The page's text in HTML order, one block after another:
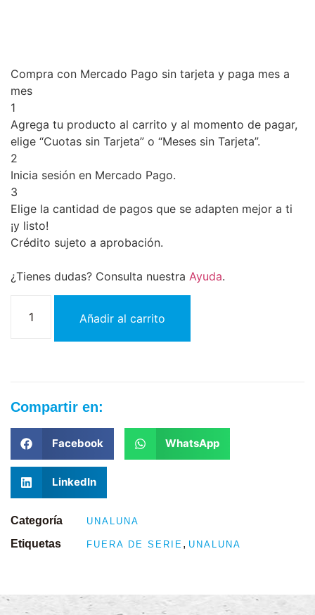
Compra con Mercado Pago sin tarjeta y paga mes a
mes
1
Agrega tu producto al carrito y al momento de pagar,
elige “Cuotas sin Tarjeta” o “Meses sin Tarjeta”.
2
Inicia sesión en Mercado Pago.
3
Elige la cantidad de pagos que se adapten mejor a ti
¡y listo!
Crédito sujeto a aprobación.
¿Tienes dudas? Consulta nuestra Ayuda.
Añadir al carrito
Compartir en:
Facebook WhatsApp
LinkedIn
Categoría UNALUNA
Etiquetas FUERA DE SERIE , UNALUNA